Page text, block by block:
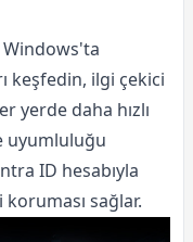
Windows'ta
keşfedin, ilgi çekici
yerde daha hızlı
uyumluluğu
ID hesabıyla
sağlar.